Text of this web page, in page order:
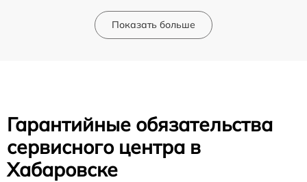
Показать больше
Гарантийные обязательства
сервисного центра в
Хабаровске